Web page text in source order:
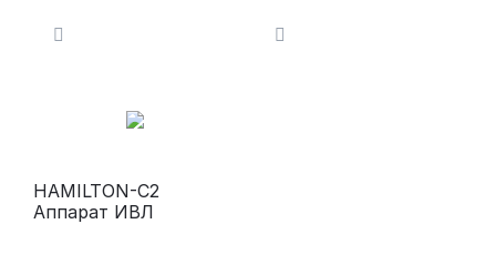
HAMILTON-С2
Аппарат ИВЛ